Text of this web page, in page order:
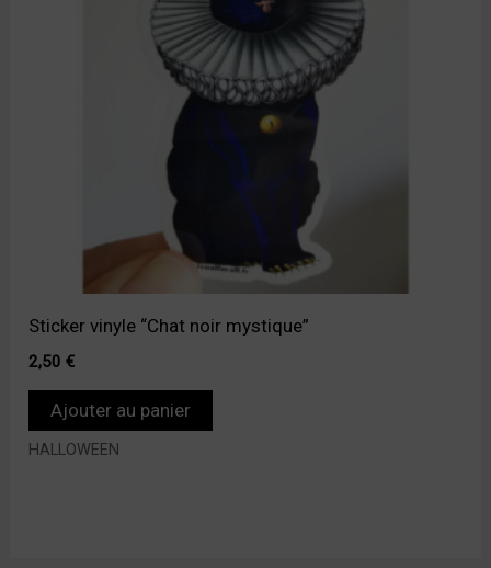
Sticker vinyle “Chat noir mystique”
2,50€
Ajouter au panier
HALLOWEEN